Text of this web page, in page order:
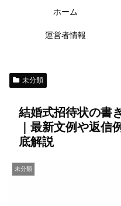
ホーム
運営者情報
未分類
結婚式招待状の書
｜最新文例や返信
底解説
未分類